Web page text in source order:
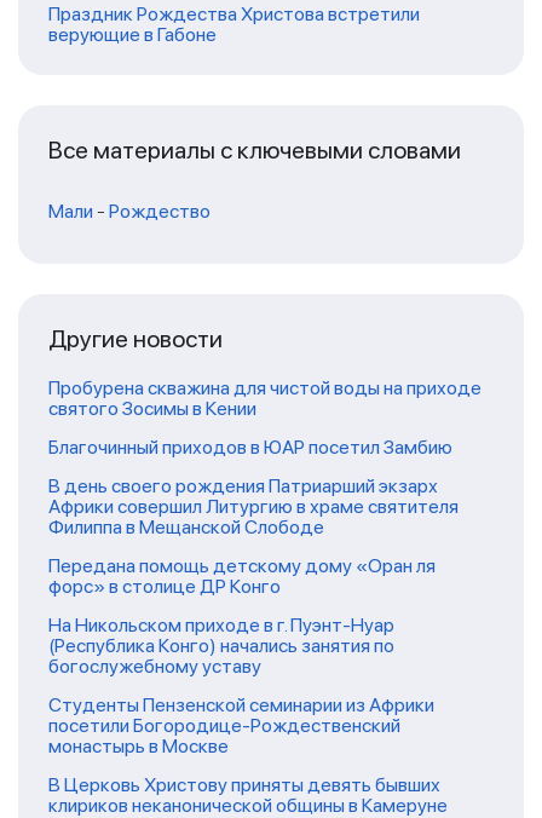
Праздник Рождества Христова встретили
верующие в Габоне
Все материалы с ключевыми словами
Мали - Рождество
Другие новости
Пробурена скважина для чистой воды на приходе
святого Зосимы в Кении
Благочинный приходов в ЮАР посетил Замбию
В день своего рождения Патриарший экзарх
Африки совершил Литургию в храме святителя
Филиппа в Мещанской Слободе
Передана помощь детскому дому «Оран ля
форс» в столице ДР Конго
На Никольском приходе в г. Пуэнт-Нуар
(Республика Конго) начались занятия по
богослужебному уставу
Студенты Пензенской семинарии из Африки
посетили Богородице-Рождественский
монастырь в Москве
В Церковь Христову приняты девять бывших
клириков неканонической общины в Камеруне